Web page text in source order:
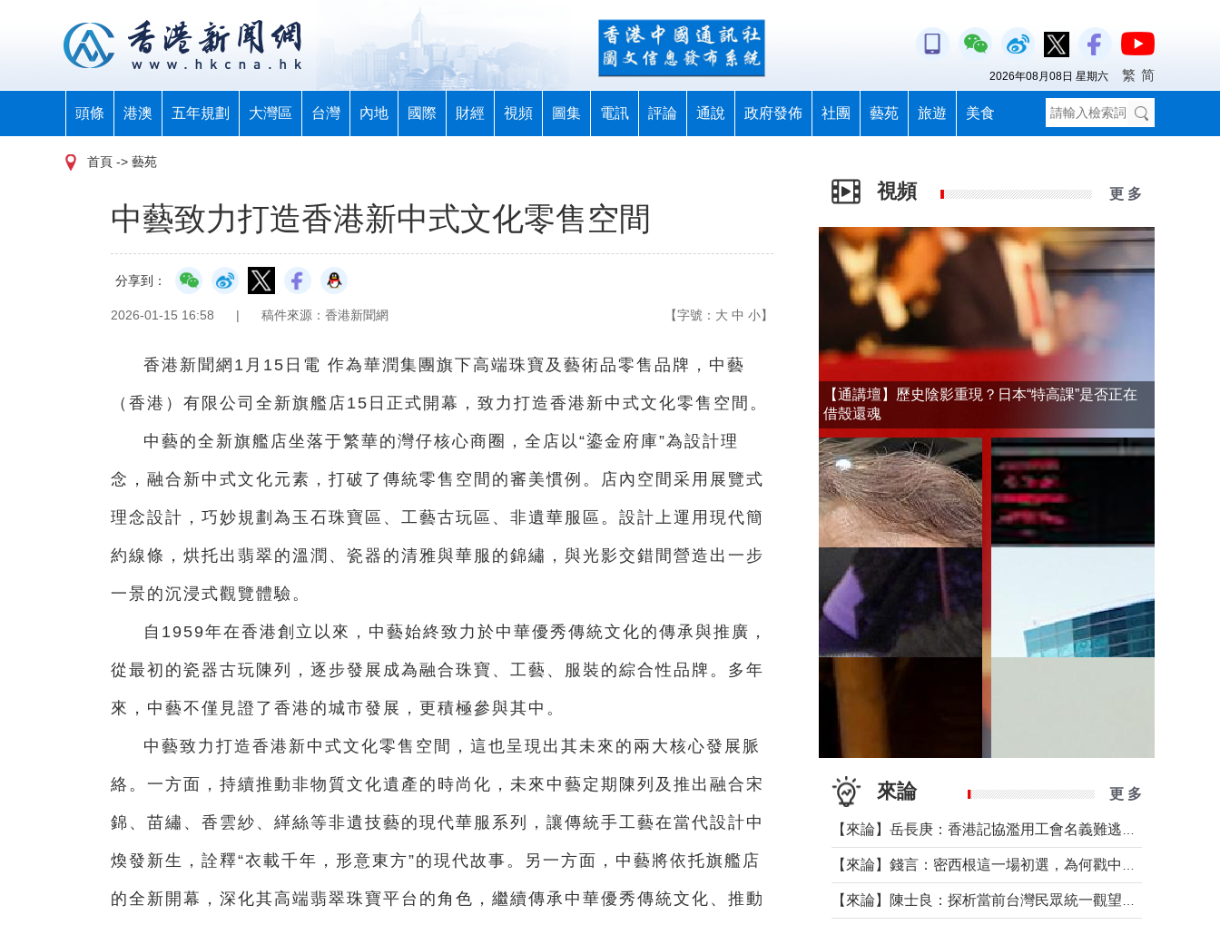
頭條 港澳 五年規劃 大灣區 台灣 內地 國際 財經 視頻 圖集 電訊 評論 通說 政府發佈 社團 藝苑 旅遊 美食
2026年08月08日 星期六 繁 简
首頁 -> 藝苑
中藝致力打造香港新中式文化零售空間
分享到：
2026-01-15 16:58 | 稿件來源：香港新聞網 【字號： 大 中 小】
香港新聞網1月15日電 作為華潤集團旗下高端珠寶及藝術品零售品牌，中藝
（香港）有限公司全新旗艦店15日正式開幕，致力打造香港新中式文化零售空間。
中藝的全新旗艦店坐落于繁華的灣仔核心商圈，全店以“鎏金府庫”為設計理
念，融合新中式文化元素，打破了傳統零售空間的審美慣例。店內空間采用展覽式
理念設計，巧妙規劃為玉石珠寶區、工藝古玩區、非遺華服區。設計上運用現代簡
約線條，烘托出翡翠的溫潤、瓷器的清雅與華服的錦繡，與光影交錯間營造出一步
一景的沉浸式觀覽體驗。
自1959年在香港創立以來，中藝始終致力於中華優秀傳統文化的傳承與推廣，
從最初的瓷器古玩陳列，逐步發展成為融合珠寶、工藝、服裝的綜合性品牌。多年
來，中藝不僅見證了香港的城市發展，更積極參與其中。
中藝致力打造香港新中式文化零售空間，這也呈現出其未來的兩大核心發展脈
絡。一方面，持續推動非物質文化遺產的時尚化，未來中藝定期陳列及推出融合宋
錦、苗繡、香雲紗、緙絲等非遺技藝的現代華服系列，讓傳統手工藝在當代設計中
煥發新生，詮釋“衣載千年，形意東方”的現代故事。另一方面，中藝將依托旗艦店
的全新開幕，深化其高端翡翠珠寶平台的角色，繼續傳承中華優秀傳統文化、推動
視頻 更 多
【通講壇】歷史陰影重現？日本“特高課”是否正在
借殼還魂
來論 更 多